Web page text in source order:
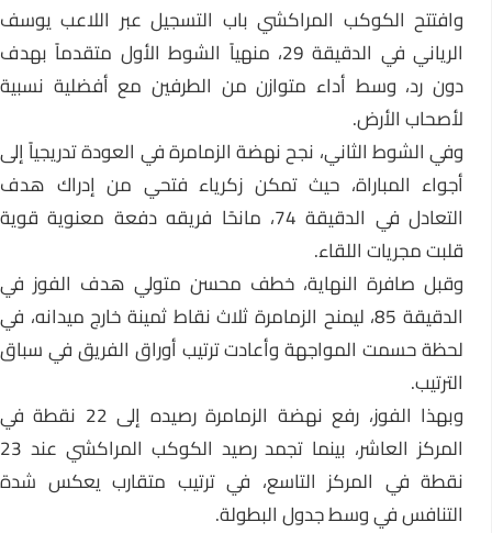
وافتتحالكوكب المراكشيباب التسجيل عبر اللاعب يوسف
الرياني في الدقيقة 29، منهياً الشوط الأول متقدماً بهدف
دون رد، وسط أداء متوازن من الطرفين مع أفضلية نسبية
لأصحاب الأرض.
وفي الشوط الثاني، نجح نهضة الزمامرة في العودة تدريجياً إلى
أجواء المباراة، حيث تمكن زكرياء فتحي من إدراك هدف
التعادل في الدقيقة 74، مانحًا فريقه دفعة معنوية قوية
قلبت مجريات اللقاء.
وقبل صافرة النهاية، خطف محسن متولي هدف الفوز في
الدقيقة 85، ليمنح الزمامرة ثلاث نقاط ثمينة خارج ميدانه، في
لحظة حسمت المواجهة وأعادت ترتيب أوراق الفريق في سباق
الترتيب.
وبهذا الفوز، رفع نهضة الزمامرة رصيده إلى 22 نقطة في
المركز العاشر، بينما تجمد رصيد الكوكب المراكشي عند 23
نقطة في المركز التاسع، في ترتيب متقارب يعكس شدة
التنافس في وسط جدول البطولة.